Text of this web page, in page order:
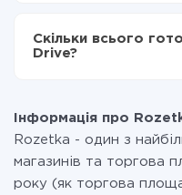
Ви оплачуєте лише
передаються з однієї
при необхідності.
Скільки всього
Drive?
Інформація про
Rozetka - один з
магазинів та торгова
року (як торгова